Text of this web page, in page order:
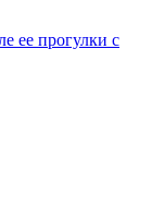
ее прогулки с